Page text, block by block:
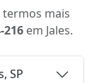
mais
216 em Jales.
SP